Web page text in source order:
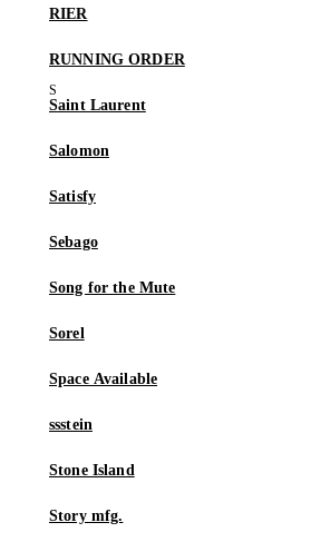
RIER
RUNNING ORDER
Saint Laurent
Salomon
Satisfy
Sebago
Song for the Mute
Sorel
Space Available
ssstein
Stone Island
Story mfg.